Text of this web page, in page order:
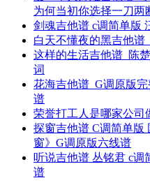
为何当初你选择一刀两
剑魂吉他谱 c调简单版
白天不懂夜的黑吉他谱
这样的生活吉他谱_陈
词
花海吉他谱_G调原版
谱
荣誉打工人是哪家公司
探窗吉他谱 C调简单版
窗》G调原版六线谱
听说吉他谱 丛铭君 c调
谱